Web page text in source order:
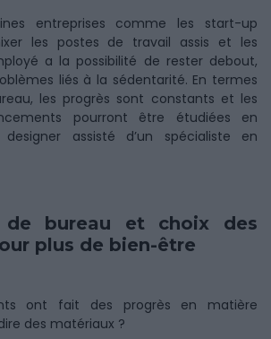
entreprises comme les start-up
les postes de travail assis et les
a la possibilité de rester debout,
liés à la sédentarité. En termes
les progrès sont constants et les
pourront être étudiées en
assisté d’un spécialiste en
de bureau et choix des
plus de bien-être
ont fait des progrès en matière
des matériaux ?